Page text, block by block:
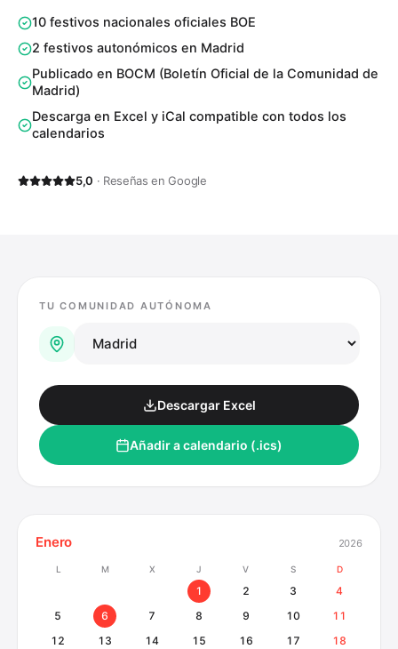
10 festivos nacionales oficiales BOE
2 festivos autonómicos en Madrid
Publicado en BOCM (Boletín Oficial de la Comunidad de
Madrid)
Descarga en Excel y iCal compatible con todos los
calendarios
5,0 · Reseñas en Google
TU COMUNIDAD AUTÓNOMA
Descargar Excel
Añadir a calendario (.ics)
Enero 2026
L M X J V S D
1 2 3
4
5
6 7 8 9 10
11
12
13 14 15 16 17
18